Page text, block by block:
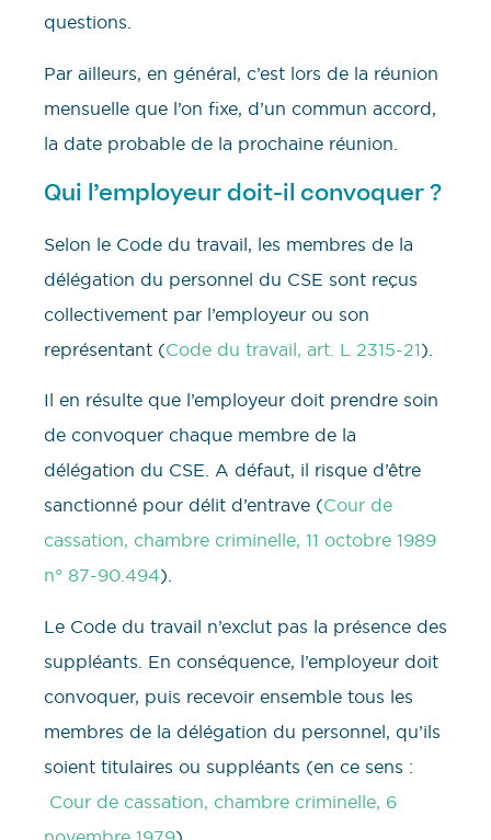
questions.
Par ailleurs, en général, c’est lors de la réunion
mensuelle que l’on fixe, d’un commun accord,
la date probable de la prochaine réunion.
Qui l’employeur doit-il convoquer ?
Selon le Code du travail, les membres de la
délégation du personnel du CSE sont reçus
collectivement par l’employeur ou son
représentant (Code du travail, art. L 2315-21).
Il en résulte que l’employeur doit prendre soin
de convoquer chaque membre de la
délégation du CSE. A défaut, il risque d’être
sanctionné pour délit d’entrave (Cour de
cassation, chambre criminelle, 11 octobre 1989
n° 87-90.494).
Le Code du travail n’exclut pas la présence des
suppléants. En conséquence, l’employeur doit
convoquer, puis recevoir ensemble tous les
membres de la délégation du personnel, qu’ils
soient titulaires ou suppléants (en ce sens :
Cour de cassation, chambre criminelle, 6